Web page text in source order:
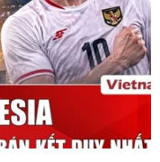
Lịch sử (Hội Khoa
chức chuyến đi tri
Ninh và thăm Vương